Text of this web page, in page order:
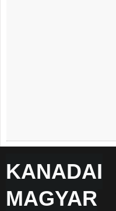
KANADAI
MAGYAR